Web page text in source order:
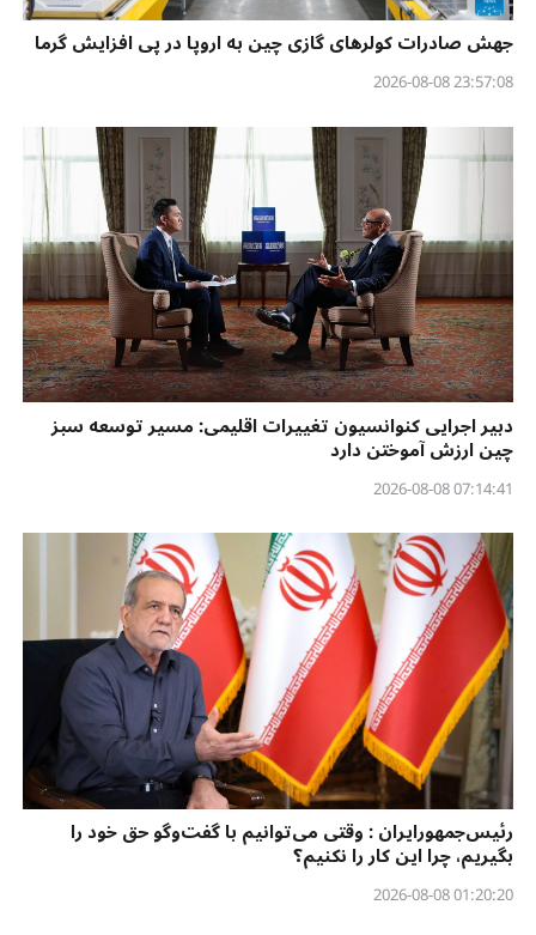
جهش صادرات کولرهای گازی چین به اروپا در پی افزایش گرما
23:57:08 2026-08-08
دبیر اجرایی کنوانسیون تغییرات اقلیمی: مسیر توسعه سبز
چین ارزش آموختن دارد
07:14:41 2026-08-08
رئیس‌جمهورایران : وقتی می‌توانیم با گفت‌وگو حق خود را
بگیریم، چرا این کار را نکنیم؟
01:20:20 2026-08-08